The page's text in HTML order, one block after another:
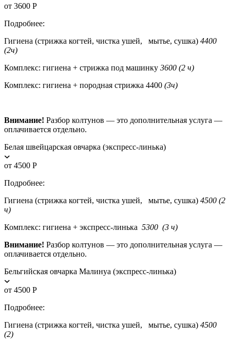
от 3600 Р
Подробнее:
Гигиена (стрижка когтей, чистка ушей, мытье, сушка) 4400
(2ч)
Комплекс: гигиена + стрижка под машинку 3600 (2 ч)
Комплекс: гигиена + породная стрижка 4400 (3ч)
Внимание! Разбор колтунов — это дополнительная услуга —
оплачивается отдельно.
Белая швейцарская овчарка (экспресс-линька)
от 4500 Р
Подробнее:
Гигиена (стрижка когтей, чистка ушей, мытье, сушка) 4500 (2
ч)
Комплекс: гигиена + экспресс-линька 5300 (3 ч)
Внимание! Разбор колтунов — это дополнительная услуга —
оплачивается отдельно.
Бельгийская овчарка Малинуа (экспресс-линька)
от 4500 Р
Подробнее:
Гигиена (стрижка когтей, чистка ушей, мытье, сушка) 4500
(2)